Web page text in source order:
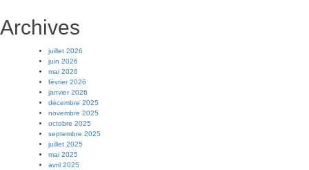
Archives
juillet 2026
juin 2026
mai 2026
février 2026
janvier 2026
décembre 2025
novembre 2025
octobre 2025
septembre 2025
juillet 2025
mai 2025
avril 2025